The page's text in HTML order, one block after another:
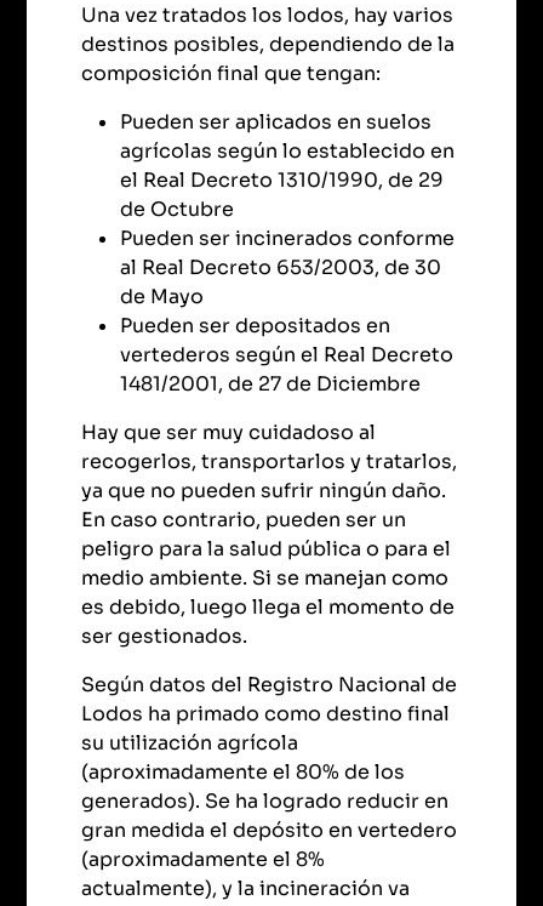
Una vez tratados los lodos, hay varios
destinos posibles, dependiendo de la
composición final que tengan:
Pueden ser aplicados en suelos
agrícolas según lo establecido en
el Real Decreto 1310/1990, de 29
de Octubre
Pueden ser incinerados conforme
al Real Decreto 653/2003, de 30
de Mayo
Pueden ser depositados en
vertederos según el Real Decreto
1481/2001, de 27 de Diciembre
Hay que ser muy cuidadoso al
recogerlos, transportarlos y tratarlos,
ya que no pueden sufrir ningún daño.
En caso contrario, pueden ser un
peligro para la salud pública o para el
medio ambiente. Si se manejan como
es debido, luego llega el momento de
ser gestionados.
Según datos del Registro Nacional de
Lodos ha primado como destino final
su utilización agrícola
(aproximadamente el 80% de los
generados). Se ha logrado reducir en
gran medida el depósito en vertedero
(aproximadamente el 8%
actualmente), y la incineración va